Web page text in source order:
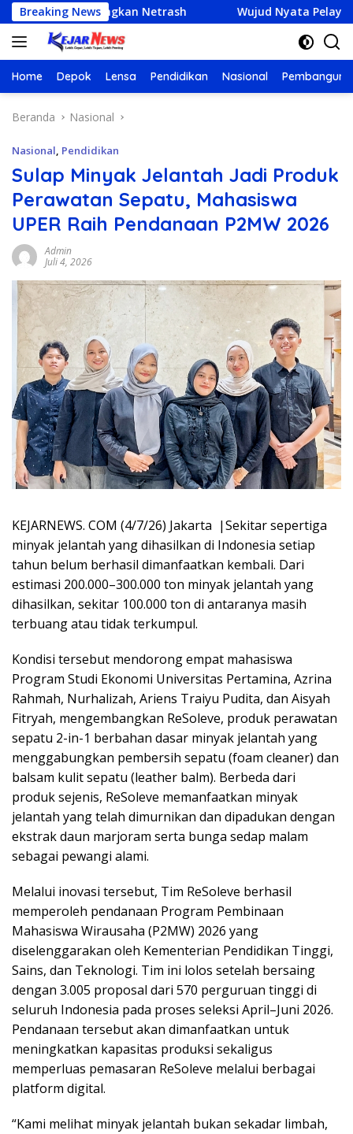
Langsung
ke
konten
Breaking News
Netrash Wujud Nyata Pelayanan Publik :
Home Depok Lensa Pendidikan Nasional
Beranda Nasional
Nasional, Pendidikan
Sulap Minyak Jelantah Jadi Produk
Perawatan Sepatu, Mahasiswa
UPER Raih Pendanaan P2MW 2026
Admin
Juli 4, 2026
KEJARNEWS. COM (4/7/26) Jakarta |Sekitar sepertiga
minyak jelantah yang dihasilkan di Indonesia setiap
tahun belum berhasil dimanfaatkan kembali. Dari
estimasi 200.000–300.000 ton minyak jelantah yang
dihasilkan, sekitar 100.000 ton di antaranya masih
terbuang atau tidak terkumpul.
Kondisi tersebut mendorong empat mahasiswa
Program Studi Ekonomi Universitas Pertamina, Azrina
Rahmah, Nurhalizah, Ariens Traiyu Pudita, dan Aisyah
Fitryah, mengembangkan ReSoleve, produk perawatan
sepatu 2-in-1 berbahan dasar minyak jelantah yang
menggabungkan pembersih sepatu (foam cleaner) dan
balsam kulit sepatu (leather balm). Berbeda dari
produk sejenis, ReSoleve memanfaatkan minyak
jelantah yang telah dimurnikan dan dipadukan dengan
ekstrak daun marjoram serta bunga sedap malam
sebagai pewangi alami.
Melalui inovasi tersebut, Tim ReSoleve berhasil
memperoleh pendanaan Program Pembinaan
Mahasiswa Wirausaha (P2MW) 2026 yang
diselenggarakan oleh Kementerian Pendidikan Tinggi,
Sains, dan Teknologi. Tim ini lolos setelah bersaing
dengan 3.005 proposal dari 570 perguruan tinggi di
seluruh Indonesia pada proses seleksi April–Juni 2026.
Pendanaan tersebut akan dimanfaatkan untuk
meningkatkan kapasitas produksi sekaligus
memperluas pemasaran ReSoleve melalui berbagai
platform digital.
“Kami melihat minyak jelantah bukan sekadar limbah,